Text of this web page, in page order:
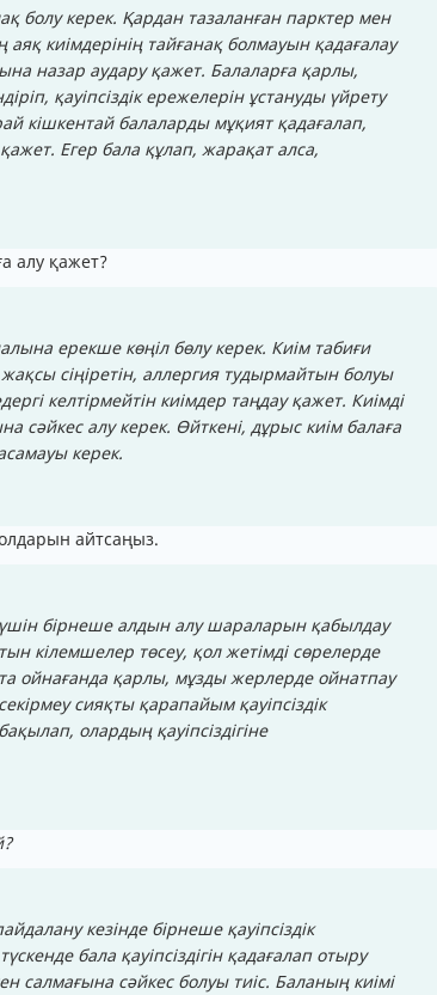
болу керек. Қардан тазаланған парктер мен
киімдерінің тайғанақ болмауын қадағалау
назар аудару қажет. Балаларға қарлы,
қауіпсіздік ережелерін ұстануды үйрету
кішкентай балаларды мұқият қадағалап,
қажет. Егер бала құлап, жарақат алса,
алу қажет?
ерекше көңіл бөлу керек. Киім табиғи
сіңіретін, аллергия тудырмайтын болуы
келтірмейтін киімдер таңдау қажет. Киімді
сәйкес алу керек. Өйткені, дұрыс киім балаға
керек.
айтсаңыз.
бірнеше алдын алу шараларын қабылдау
кілемшелер төсеу, қол жетімді сөрелерде
ойнағанда қарлы, мұзды жерлерде ойнатпау
сияқты қарапайым қауіпсіздік
олардың қауіпсіздігіне
кезінде бірнеше қауіпсіздік
бала қауіпсіздігін қадағалап отыру
салмағына сәйкес болуы тиіс. Баланың киімі